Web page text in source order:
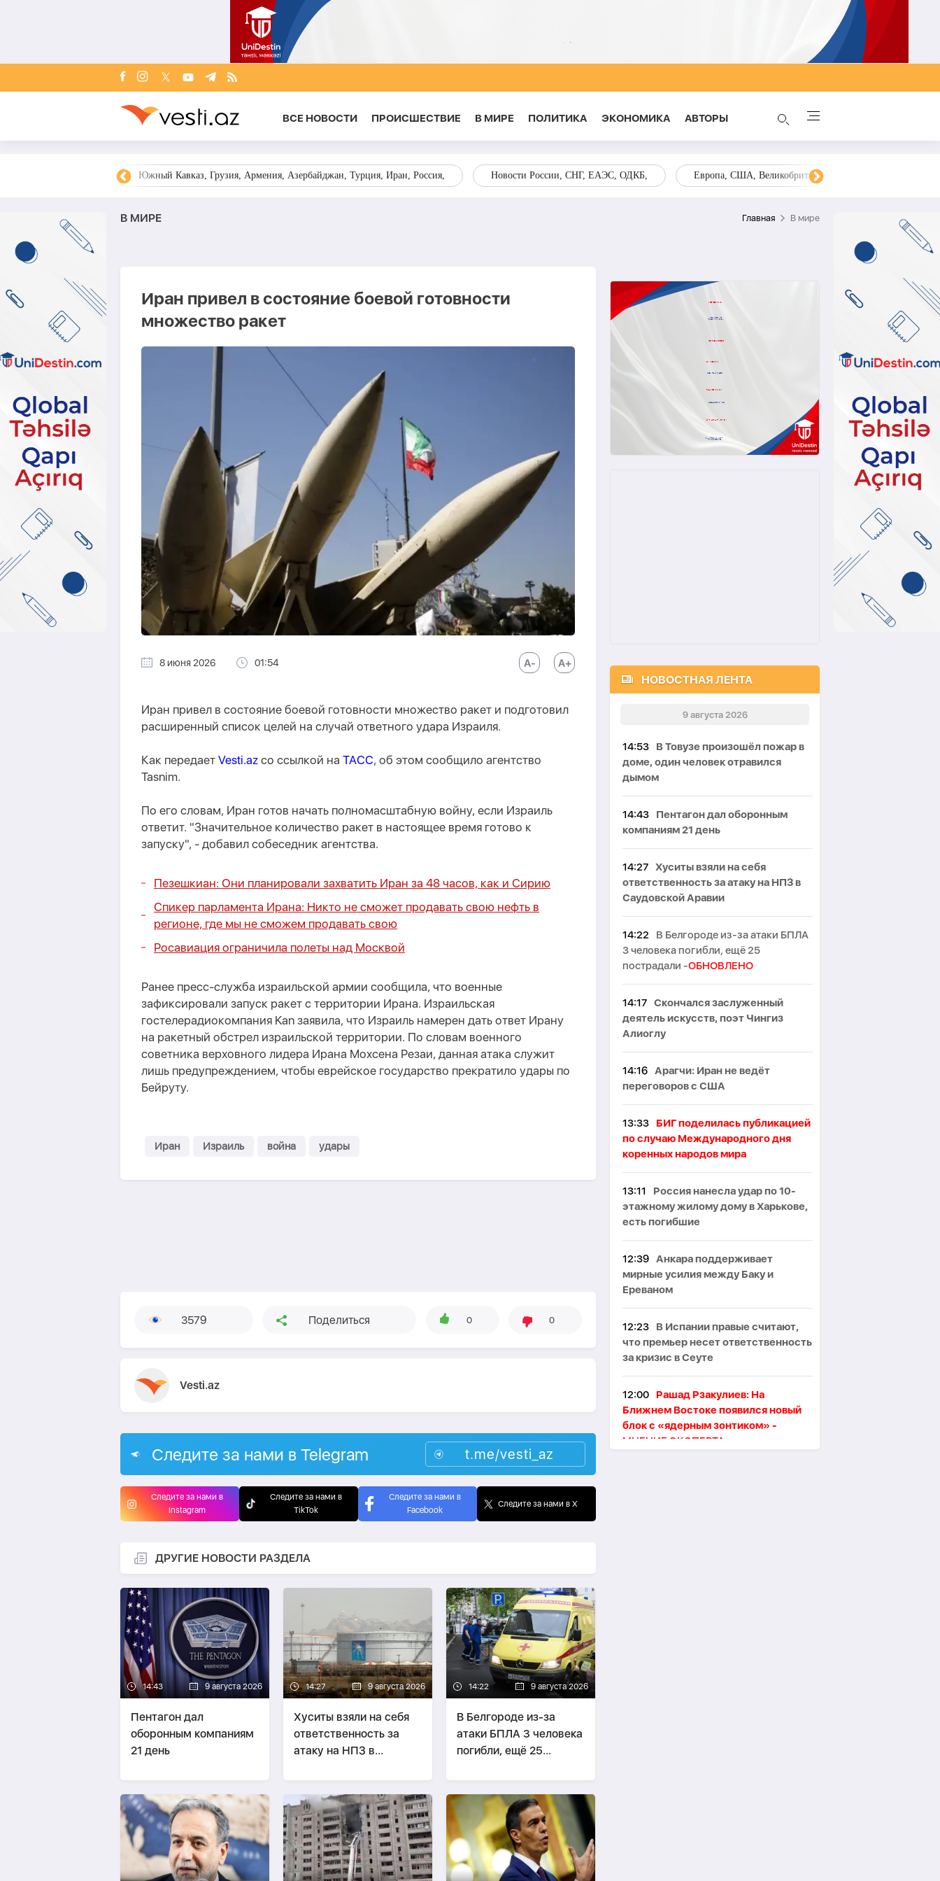
ВСЕ НОВОСТИ ПРОИСШЕСТВИЕ В МИРЕ ПОЛИТИКА ЭКОНОМИКА AВТОРЫ
Южный Кавказ, Грузия, Армения, Азербайджан, Турция, Иран, Россия, Новости России, СНГ, ЕАЭС, ОДКБ, Европа, США, Великобритания, Украина, Запад,
В МИРЕ Главная В мире
Иран привел в состояние боевой готовности
множество ракет
8 июня 2026 01:54
Иран привел в состояние боевой готовности множество ракет и подготовил
расширенный список целей на случай ответного удара Израиля.
Как передает Vesti.az со ссылкой на ТАСС, об этом сообщило агентство
Tasnim.
По его словам, Иран готов начать полномасштабную войну, если Израиль
ответит. "Значительное количество ракет в настоящее время готово к
запуску", - добавил собеседник агентства.
Пезешкиан: Они планировали захватить Иран за 48 часов, как и Сирию
Спикер парламента Ирана: Никто не сможет продавать свою нефть в
регионе, где мы не сможем продавать свою
Росавиация ограничила полеты над Москвой
Ранее пресс-служба израильской армии сообщила, что военные
зафиксировали запуск ракет с территории Ирана. Израильская
гостелерадиокомпания Kan заявила, что Израиль намерен дать ответ Ирану
на ракетный обстрел израильской территории. По словам военного
советника верховного лидера Ирана Мохсена Резаи, данная атака служит
лишь предупреждением, чтобы еврейское государство прекратило удары по
Бейруту.
Иран Израиль война удары
3579 Поделиться 0 0
Vesti.az
Следите за нами в Telegram t.me/vesti_az
Следите за нами в
Instagram
Следите за нами в
TikTok
Следите за нами в
Facebook
Следите за нами в X
ДРУГИЕ НОВОСТИ РАЗДЕЛА
14:43 9 августа 2026
Пентагон дал
оборонным компаниям
21 день
14:27 9 августа 2026
Хуситы взяли на себя
ответственность за
атаку на НПЗ в
14:22 9 августа 2026
В Белгороде из-за
атаки БПЛА 3 человека
погибли, ещё 25
-ОБНОВЛЕНО
НОВОСТНАЯ ЛЕНТА
9 августа 2026
14:53
В Товузе произошёл пожар в
доме, один человек отравился
дымом
14:43
Пентагон дал оборонным
компаниям 21 день
14:27 Хуситы взяли на себя
ответственность за атаку на НПЗ в
Саудовской Аравии
14:22
В Белгороде из-за атаки БПЛА
3 человека погибли, ещё 25
пострадали -ОБНОВЛЕНО
14:17 Скончался заслуженный
деятель искусств, поэт Чингиз
Алиоглу
14:16 Арагчи: Иран не ведёт
переговоров с США
13:33
БИГ поделилась публикацией
по случаю Международного дня
коренных народов мира
13:11
Россия нанесла удар по 10-
этажному жилому дому в Харькове,
есть погибшие
12:39 Анкара поддерживает
мирные усилия между Баку и
Ереваном
12:23
В Испании правые считают,
что премьер несет ответственность
за кризис в Сеуте
12:00
Рашад Рзакулиев: На
Ближнем Востоке появился новый
блок с «ядерным зонтиком» -
МНЕНИЕ ЭКСПЕРТА